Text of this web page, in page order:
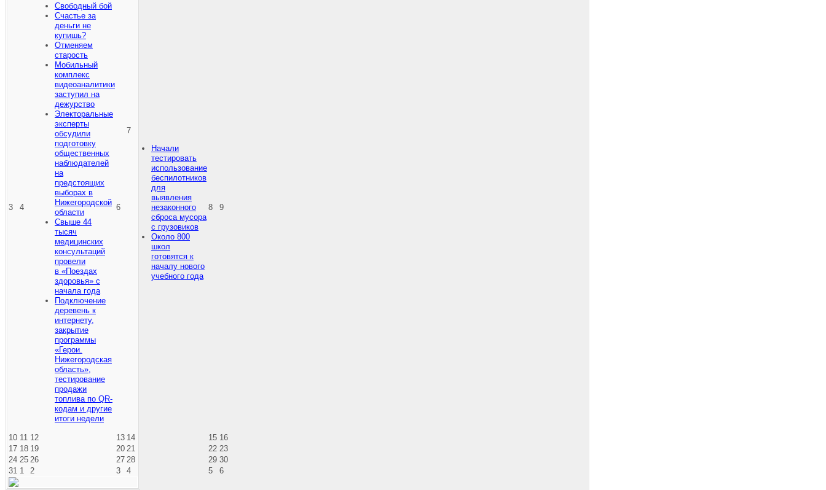
3 4
Свободный бой
Счастье за
деньги не
купишь?
Отменяем
старость
Мобильный
комплекс
видеоаналитики
заступил на
дежурство
Электоральные
эксперты
обсудили
подготовку
общественных
наблюдателей
на
предстоящих
выборах в
Нижегородской
области
Свыше 44
тысяч
медицинских
консультаций
провели
в «Поездах
здоровья» с
начала года
Подключение
деревень к
интернету,
закрытие
программы
«Герои.
Нижегородская
область»,
тестирование
продажи
топлива по QR-
кодам и другие
итоги недели
6
7
Начали
тестировать
использование
беспилотников
для
выявления
незаконного
сброса мусора
с грузовиков
Около 800
школ
готовятся к
началу нового
учебного года
8 9
10 11 12 13 14 15 16
17 18 19 20 21 22 23
24 25 26 27 28 29 30
31 1 2 3 4 5 6